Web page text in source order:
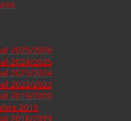
2025/2026
2024/2025
2023/2024
2022/2023
2019/2020
2019
2018/2019